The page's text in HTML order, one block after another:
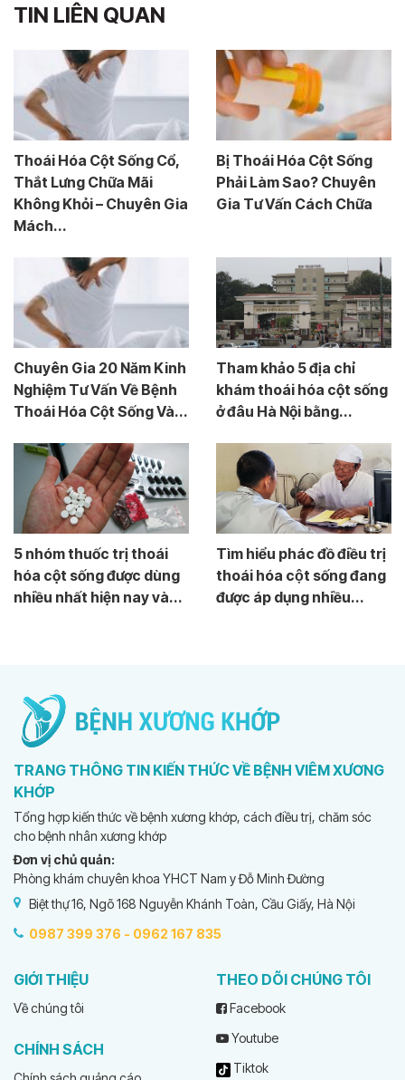
TIN LIÊN QUAN
Thoái Hóa Cột Sống Cổ,
Thắt Lưng Chữa Mãi
Không Khỏi – Chuyên Gia
Mách...
Bị Thoái Hóa Cột Sống
Phải Làm Sao? Chuyên
Gia Tư Vấn Cách Chữa
Chuyên Gia 20 Năm Kinh
Nghiệm Tư Vấn Về Bệnh
Thoái Hóa Cột Sống Và...
Tham khảo 5 địa chỉ
khám thoái hóa cột sống
ở đâu Hà Nội bằng...
5 nhóm thuốc trị thoái
hóa cột sống được dùng
nhiều nhất hiện nay và...
Tìm hiểu phác đồ điều trị
thoái hóa cột sống đang
được áp dụng nhiều...
TRANG THÔNG TIN KIẾN THỨC VỀ BỆNH VIÊM XƯƠNG
KHỚP
Tổng hợp kiến thức về bệnh xương khớp, cách điều trị, chăm sóc
cho bệnh nhân xương khớp
Đơn vị chủ quản:
Phòng khám chuyên khoa YHCT Nam y Đỗ Minh Đường
Biệt thự 16, Ngõ 168 Nguyễn Khánh Toàn, Cầu Giấy, Hà Nội
0987 399 376 - 0962 167 835
GIỚI THIỆU
Về chúng tôi
CHÍNH SÁCH
THEO DÕI CHÚNG TÔI
Facebook
Youtube
Tiktok